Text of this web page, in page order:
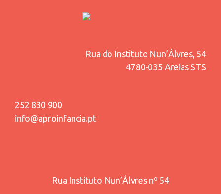
Rua do Instituto Nun’Álvres, 54
4780-035 Areias STS
252 830 900
info@aproinfancia.pt
Rua Instituto Nun’Álvres nº 54